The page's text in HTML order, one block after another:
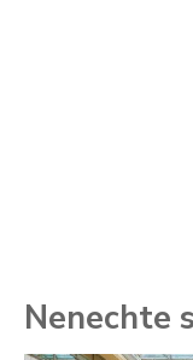
Nenechte